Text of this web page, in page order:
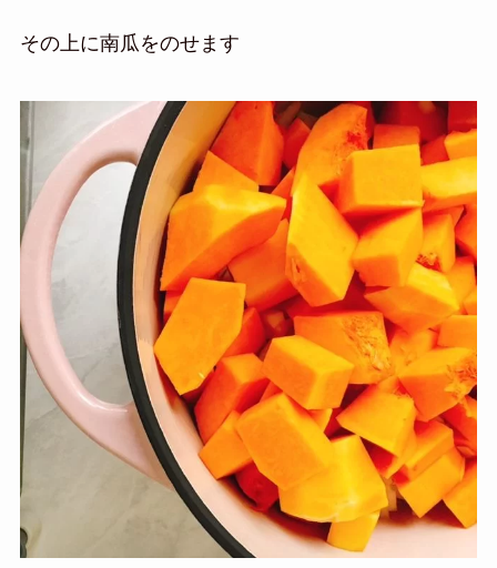
その上に南瓜をのせます